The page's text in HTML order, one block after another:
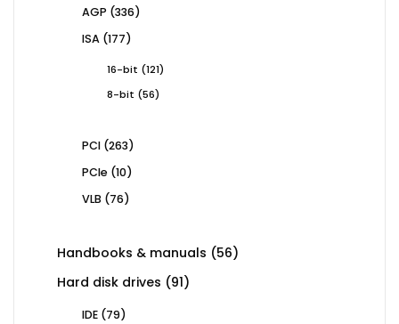
AGP 336336
ISA 177177
16-bit 121121
8-bit
5656
PCI 263263
PCIe 1010
VLB 7676
Handbooks & manuals 5656
Hard disk drives 9191
IDE 7979